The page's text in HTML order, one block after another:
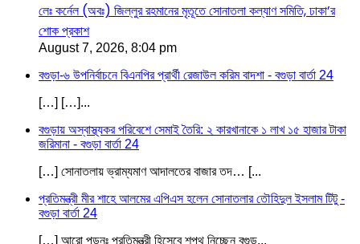
লেঃ কর্নেল (অবঃ) জিল্লুর রহমানের মৃতূতে সোনাতলা কল্যাণ সমিতি, ঢাকা’র
শোক প্রকাশ
August 7, 2026, 8:04 pm
বগুড়া-৬ উপনির্বাচনে বিএনপির প্রার্থী রেজাউল করিম বাদশা - বগুড়া বার্তা 24
[…] […]...
বগুড়ায় অস্বাস্থ্যকর পরিবেশে সেমাই তৈরি: ২ কারখানাকে ১ লাখ ১৫ হাজার টাকা
জরিমানা - বগুড়া বার্তা 24
[…] সোনাতলায় ভ্রাম্যমাণ আদালতের বাজার তদ… [...
প্রতিমন্ত্রী মীর শাহে আলমের এপিএস হলেন সোনাতলার তৌহিদুল ইসলাম টিটু -
বগুড়া বার্তা 24
[…] আরো পড়ূনঃ প্রতিমন্ত্রী হিসেবে শপথ নিচ্ছেন বগুড়...